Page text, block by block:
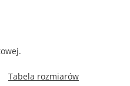
Tabela rozmiarów